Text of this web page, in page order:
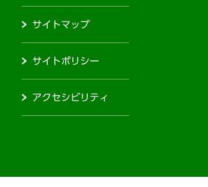
サイトマップ
サイトポリシー
アクセシビリティ